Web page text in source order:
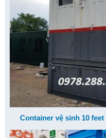
Container vệ sinh 10